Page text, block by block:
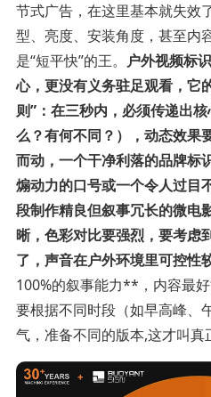
节式广告，在这里基本就失效
型、亮度、安装角度，甚至内
是“短平快”的王。 户外视频标
心，更没有义务驻足观看，它
则”：在三秒内，必须传递出
么？有何不同？），动态效果
而动，一个干净利落的品牌标
煽动力的口号或一个令人过目
段制作精良但叙事冗长的微电
晰，色彩对比要强烈，要考虑
了，声音在户外环境里可控性
100%的叙事能力**，内容最
要根据不同时段（如早高峰、
气，准备不同的版本,这才叫真